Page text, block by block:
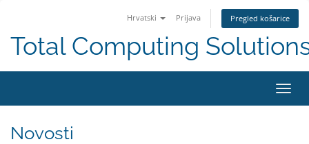
Hrvatski Prijava Pregled košarice
Total Computing
Novosti